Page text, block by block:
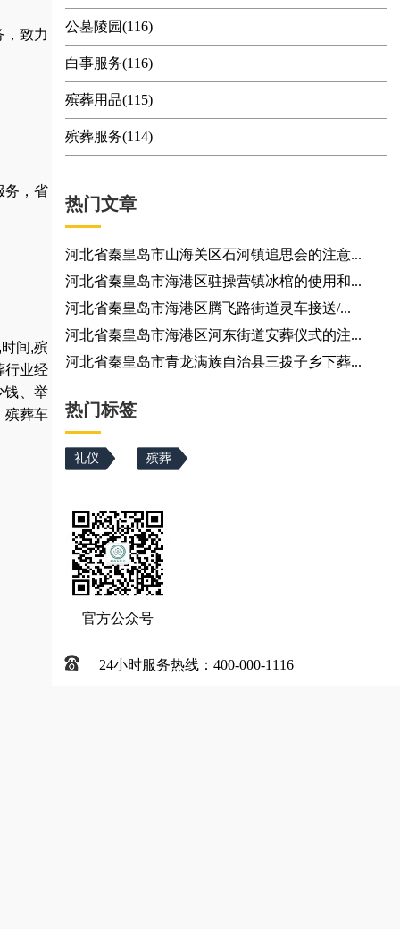
致力
务，省
,时间,殡
行业经
钱 、举
殡葬车
公墓陵园(116)
白事服务(116)
殡葬用品(115)
殡葬服务(114)
热门文章
河北省秦皇岛市山海关区石河镇追思会的注意...
河北省秦皇岛市海港区驻操营镇冰棺的使用和...
河北省秦皇岛市海港区腾飞路街道灵车接送/...
河北省秦皇岛市海港区河东街道安葬仪式的注...
河北省秦皇岛市青龙满族自治县三拨子乡下葬...
热门标签
礼仪 殡葬
官方公众号
24小时服务热线：400-000-1116